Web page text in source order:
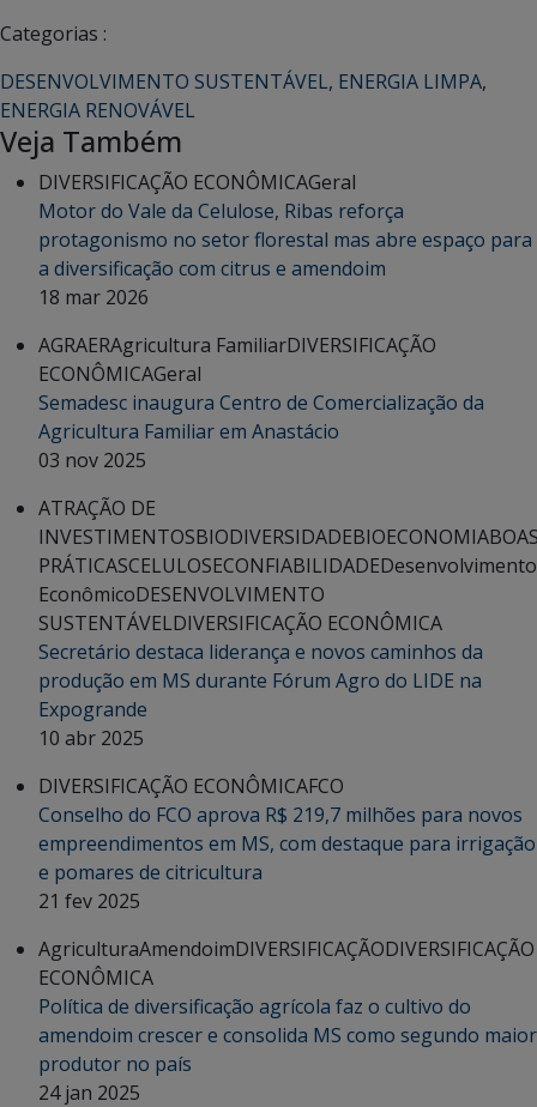
Categorias :
DESENVOLVIMENTO SUSTENTÁVEL, ENERGIA LIMPA,
ENERGIA RENOVÁVEL
Veja Também
DIVERSIFICAÇÃO ECONÔMICAGeral
Motor do Vale da Celulose, Ribas reforça
protagonismo no setor florestal mas abre espaço para
a diversificação com citrus e amendoim
18 mar 2026
AGRAERAgricultura FamiliarDIVERSIFICAÇÃO
ECONÔMICAGeral
Semadesc inaugura Centro de Comercialização da
Agricultura Familiar em Anastácio
03 nov 2025
ATRAÇÃO DE
INVESTIMENTOSBIODIVERSIDADEBIOECONOMIA
PRÁTICASCELULOSECONFIABILIDADEDesenvolvimento
EconômicoDESENVOLVIMENTO
SUSTENTÁVELDIVERSIFICAÇÃO ECONÔMICA
Secretário destaca liderança e novos caminhos da
produção em MS durante Fórum Agro do LIDE na
Expogrande
10 abr 2025
DIVERSIFICAÇÃO ECONÔMICAFCO
Conselho do FCO aprova R$ 219,7 milhões para novos
empreendimentos em MS, com destaque para irrigação
e pomares de citricultura
21 fev 2025
AgriculturaAmendoimDIVERSIFICAÇÃODIVERSIFICAÇÃO
ECONÔMICA
Política de diversificação agrícola faz o cultivo do
amendoim crescer e consolida MS como segundo maior
produtor no país
24 jan 2025